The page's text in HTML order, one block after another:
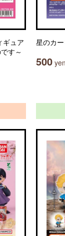
ギュア
す～
星のカ
500